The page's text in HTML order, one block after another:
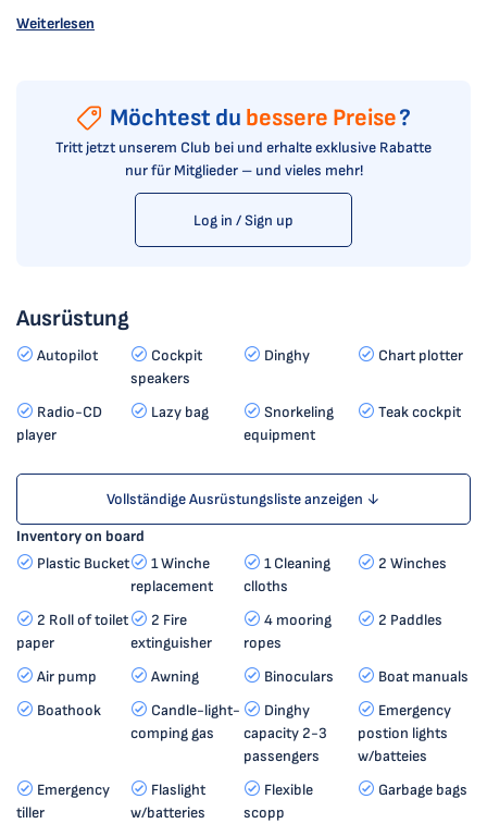
Weiterlesen
Möchtest du bessere Preise?
Tritt jetzt unserem Club bei und erhalte exklusive Rabatte
nur für Mitglieder – und vieles mehr!
Log in / Sign up
Ausrüstung
Autopilot
Cockpit
speakers
Dinghy Chart plotter
Radio-CD
player
Lazy bag
Snorkeling
equipment
Teak cockpit
Vollständige Ausrüstungsliste anzeigen ↓
Inventory on board
Plastic Bucket
1 Winche
replacement
1 Cleaning
clloths
2 Winches
2 Roll of toilet
paper
2 Fire
extinguisher
4 mooring
ropes
2 Paddles
Air pump Awning Binoculars
Boat manuals
Boathook
Candle-light-
comping gas
Dinghy
capacity 2-3
passengers
Emergency
postion lights
w/batteies
Emergency
tiller
Flaslight
w/batteries
Flexible
scopp
Garbage bags